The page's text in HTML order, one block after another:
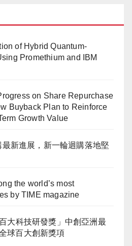
of Hybrid Quantum-
Promethium and IBM
on Share Repurchase
Buyback Plan to Reinforce
Growth Value
新進展，新一輪迴購落地堅
the world’s most
by TIME magazine
大科技研發獎」中創亞洲最
球百大創新獎項